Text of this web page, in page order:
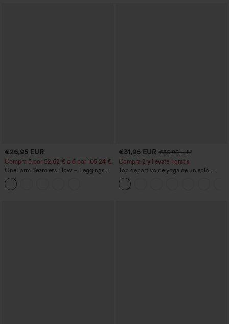
€26,95 EUR
Compra 3 por 52,62 € o 6 por 105,24 €.
OneForm Seamless Flow – Leggings de
yoga sin costuras, tiro medio, control de
abdomen y realce de glúteos
€31,95 EUR €35,95 EUR
Compra 2 y llévate 1 gratis
Top deportivo de yoga de un solo
hombro, manga larga con agujero para
el pulgar, dobladillo curvo estilo high-
low (frente más corto, espalda más